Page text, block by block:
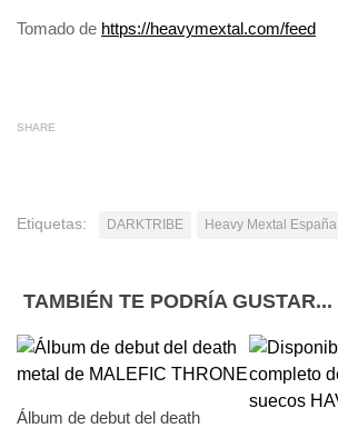
Tomado de https://heavymextal.com/feed
SHARE
Etiquetas: DARKTRIBE Heavy Mextal España
TAMBIÉN TE PODRÍA GUSTAR...
Álbum de debut del death